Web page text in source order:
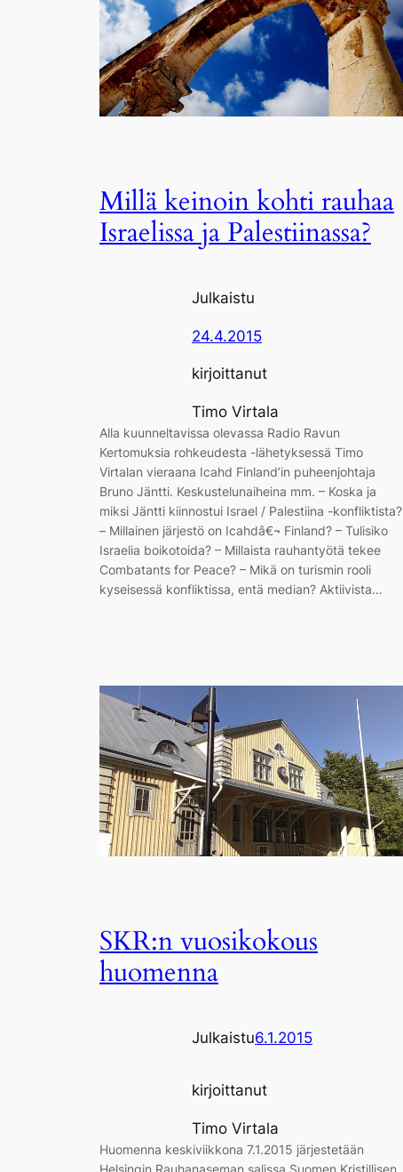
Millä keinoin kohti rauhaa
Israelissa ja Palestiinassa?
Julkaistu
24.4.2015
kirjoittanut
Timo Virtala
Alla kuunneltavissa olevassa Radio Ravun
Kertomuksia rohkeudesta -lähetyksessä Timo
Virtalan vieraana Icahd Finland’in puheenjohtaja
Bruno Jäntti. Keskustelunaiheina mm. – Koska ja
miksi Jäntti kiinnostui Israel / Palestiina -konfliktista?
– Millainen järjestö on Icahdâ€¬ Finland? – Tulisiko
Israelia boikotoida? – Millaista rauhantyötä tekee
Combatants for Peace? – Mikä on turismin rooli
kyseisessä konfliktissa, entä median? Aktiivista…
SKR:n vuosikokous
huomenna
Julkaistu6.1.2015
kirjoittanut
Timo Virtala
Huomenna keskiviikkona 7.1.2015 järjestetään